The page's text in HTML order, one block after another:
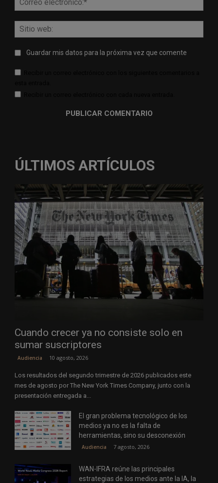
Guardar mis datos para la próxima vez que comente
ÚLTIMOS ARTÍCULOS
Cuando crecer ya no consiste solo en
sumar suscriptores
Audiencia 10 agosto, 2026
Los resultados del segundo trimestre de 2026 publicados este
mes de agosto por The New York Times Company, junto con la
presentación entregada a...
El gran problema tecnológico de los
medios ya no es la falta de
herramientas, sino su desconexión
Audiencia 7 agosto, 2026
WAN-IFRA reúne las principales
estrategias de los medios ante la IA, la